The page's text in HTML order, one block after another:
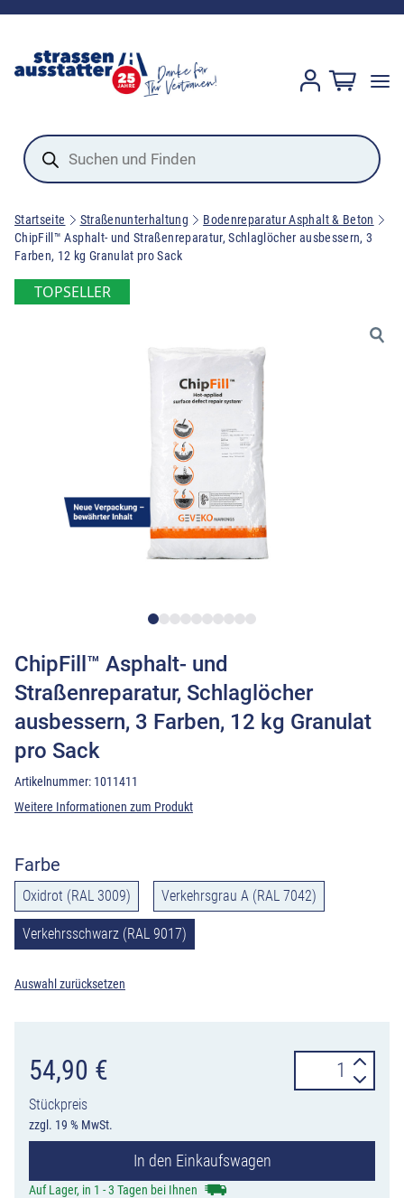
Products
search
Startseite Straßenunterhaltung
Bodenreparatur Asphalt & Beton
ChipFill™ Asphalt- und Straßenreparatur, Schlaglöcher ausbessern, 3
Farben, 12 kg Granulat pro Sack
TOPSELLER
ChipFill™ Asphalt- und
Straßenreparatur, Schlaglöcher
ausbessern, 3 Farben, 12 kg Granulat
pro Sack
Artikelnummer: 1011411
Weitere Informationen zum Produkt
Farbe
Oxidrot (RAL 3009) Verkehrsgrau A (RAL 7042)
Verkehrsschwarz (RAL 9017)
Auswahl zurücksetzen
54,90 €
Stückpreis
zzgl. 19 % MwSt.
ChipFill™
Asphalt-
In den Einkaufswagen
Auf Lager, in 1 - 3 Tagen bei Ihnen